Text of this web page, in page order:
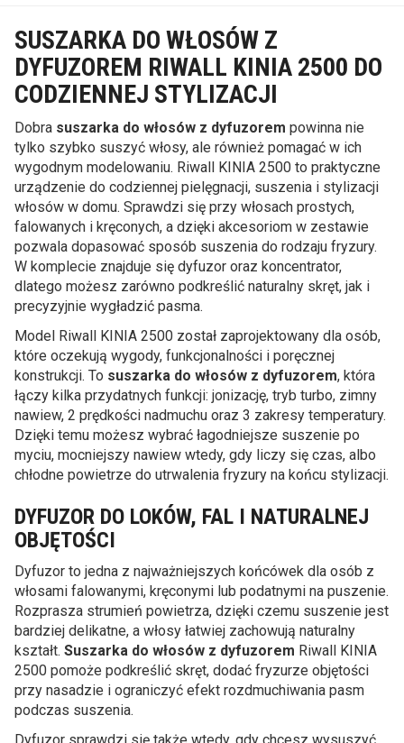
SUSZARKA DO WŁOSÓW Z
DYFUZOREM RIWALL KINIA 2500 DO
CODZIENNEJ STYLIZACJI
Dobra suszarka do włosów z dyfuzorem powinna nie
tylko szybko suszyć włosy, ale również pomagać w ich
wygodnym modelowaniu. Riwall KINIA 2500 to praktyczne
urządzenie do codziennej pielęgnacji, suszenia i stylizacji
włosów w domu. Sprawdzi się przy włosach prostych,
falowanych i kręconych, a dzięki akcesoriom w zestawie
pozwala dopasować sposób suszenia do rodzaju fryzury.
W komplecie znajduje się dyfuzor oraz koncentrator,
dlatego możesz zarówno podkreślić naturalny skręt, jak i
precyzyjnie wygładzić pasma.
Model Riwall KINIA 2500 został zaprojektowany dla osób,
które oczekują wygody, funkcjonalności i poręcznej
konstrukcji. To suszarka do włosów z dyfuzorem, która
łączy kilka przydatnych funkcji: jonizację, tryb turbo, zimny
nawiew, 2 prędkości nadmuchu oraz 3 zakresy temperatury.
Dzięki temu możesz wybrać łagodniejsze suszenie po
myciu, mocniejszy nawiew wtedy, gdy liczy się czas, albo
chłodne powietrze do utrwalenia fryzury na końcu stylizacji.
DYFUZOR DO LOKÓW, FAL I NATURALNEJ
OBJĘTOŚCI
Dyfuzor to jedna z najważniejszych końcówek dla osób z
włosami falowanymi, kręconymi lub podatnymi na puszenie.
Rozprasza strumień powietrza, dzięki czemu suszenie jest
bardziej delikatne, a włosy łatwiej zachowują naturalny
kształt. Suszarka do włosów z dyfuzorem Riwall KINIA
2500 pomoże podkreślić skręt, dodać fryzurze objętości
przy nasadzie i ograniczyć efekt rozdmuchiwania pasm
podczas suszenia.
Dyfuzor sprawdzi się także wtedy, gdy chcesz wysuszyć